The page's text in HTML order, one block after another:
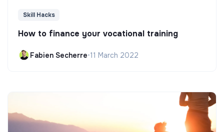
Skill Hacks
How to finance your vocational training
Fabien Secherre•11 March 2022